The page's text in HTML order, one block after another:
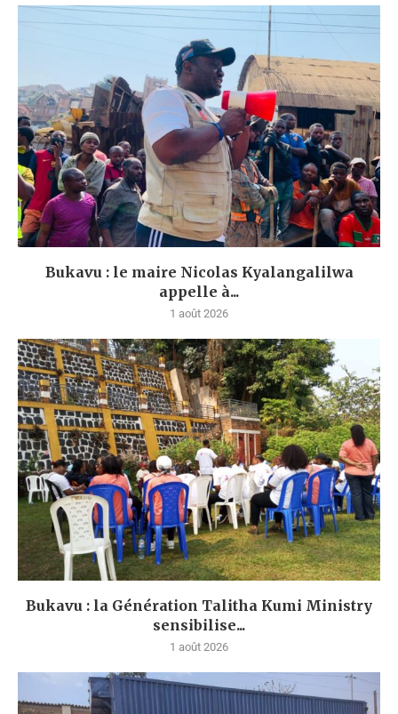
Bukavu : le maire Nicolas Kyalangalilwa
appelle à...
1 août 2026
Bukavu : la Génération Talitha Kumi Ministry
sensibilise...
1 août 2026